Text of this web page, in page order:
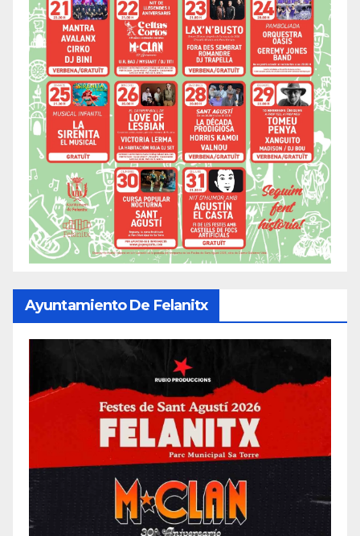
Ayuntamiento De Felanitx